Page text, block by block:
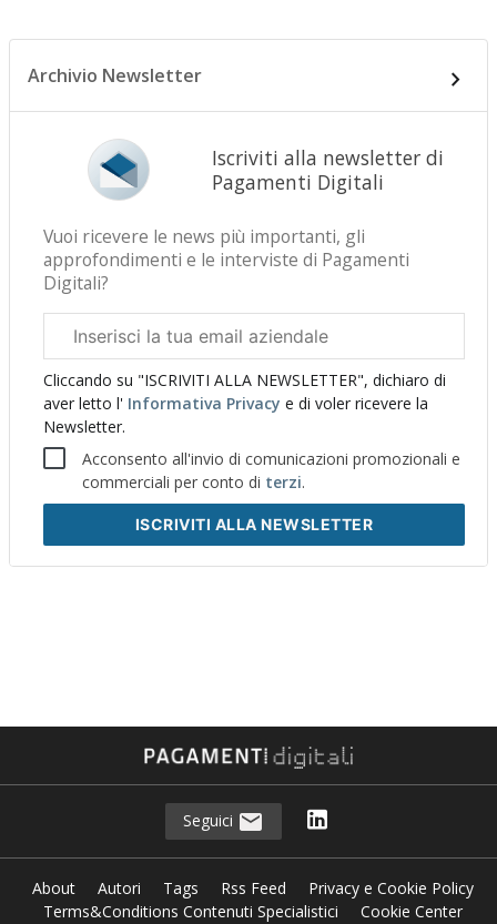
Archivio Newsletter
Iscriviti alla newsletter di
Pagamenti Digitali
Vuoi ricevere le news più importanti, gli
approfondimenti e le interviste di Pagamenti
Digitali?
aziendale
Cliccando su "ISCRIVITI ALLA NEWSLETTER", dichiaro di
aver letto l' Informativa Privacy e di voler ricevere la
Newsletter.
Acconsento all'invio di comunicazioni promozionali e
commerciali per conto di terzi.
ISCRIVITI ALLA NEWSLETTER
Seguici
About Autori Tags Rss Feed
Privacy e Cookie Policy
Terms&Conditions Contenuti Specialistici
Cookie Center